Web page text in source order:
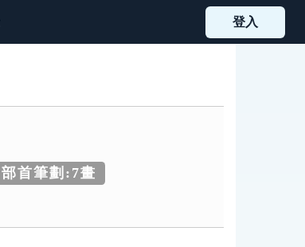
登入
部首筆劃:7畫